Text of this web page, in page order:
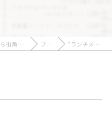
福岡県筑紫野市のイタリアンなら街角バルshow-kitchen ブログ “ランチメニュー”